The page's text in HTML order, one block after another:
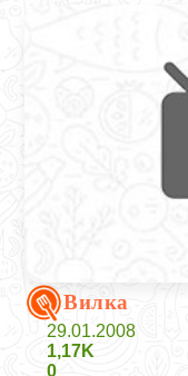
Вилка
29.01.2008
1,17K
0